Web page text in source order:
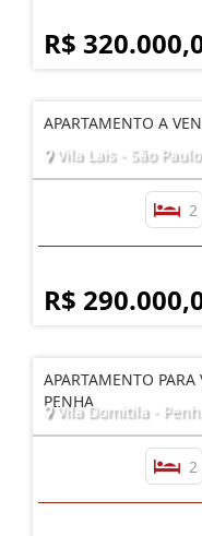
R$
APARTAMENTO A
Vila Lais - São Paulo
2
R$
APARTAMENTO
PENHA
Vila Domitila -
2